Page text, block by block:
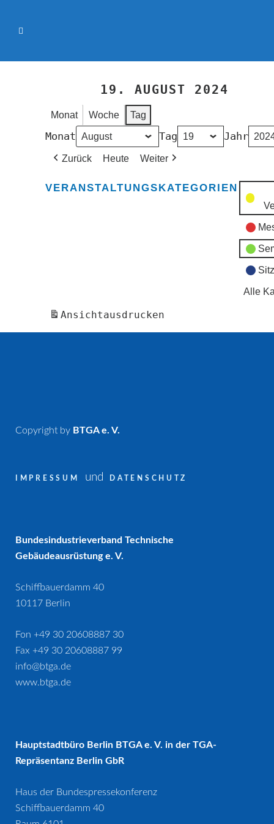
19. AUGUST 2024
Monat Woche Tag
Monat Tag Jahr
Zurück Heute Weiter
VERANSTALTUNGSKATEGORIEN
Alle
Ansichtausdrucken
Copyright by BTGA e. V.
IMPRESSUM und DATENSCHUTZ
Bundesindustrieverband Technische
Gebäudeausrüstung e. V.
Schiffbauerdamm 40
10117 Berlin
Fon +49 30 20608887 30
Fax +49 30 20608887 99
info@btga.de
www.btga.de
Hauptstadtbüro Berlin BTGA e. V. in der TGA-
Repräsentanz Berlin GbR
Haus der Bundespressekonferenz
Schiffbauerdamm 40